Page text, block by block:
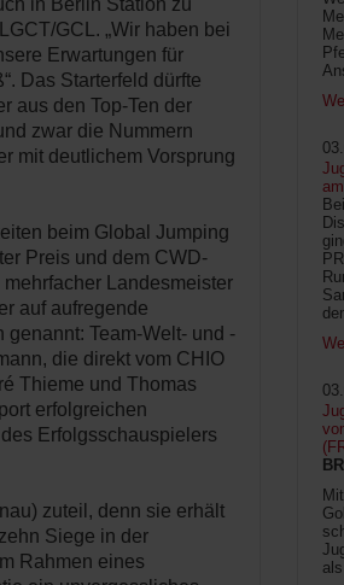
in Berlin Station zu
GCL. „Wir haben bei
Erwartungen für
Das Starterfeld dürfte
aus den Top-Ten der
zwar die Nummern
mit deutlichem Vorsprung
beim Global Jumping
Preis und dem CWD-
Landesmeister
auf aufregende
Team-Welt- und -
die direkt vom CHIO
Thieme und Thomas
erfolgreichen
Erfolgsschauspielers
zuteil, denn sie erhält
Siege in der
Rahmen eines